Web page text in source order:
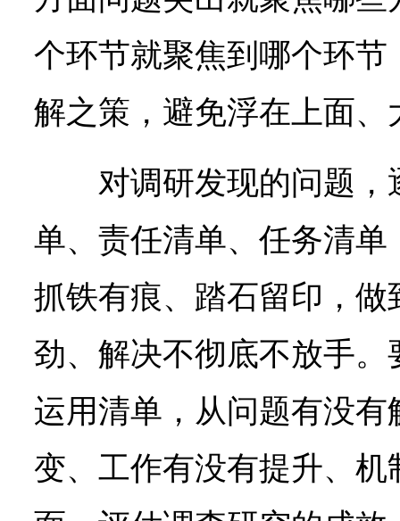
个环节就聚焦到哪个环
解之策，避免浮在上面、
对调研发现的问题
单、责任清单、任务清
抓铁有痕、踏石留印，
劲、解决不彻底不放手
运用清单，从问题有没
变、工作有没有提升、